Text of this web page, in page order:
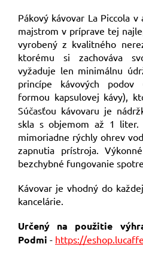
Pákový kávovar La Piccola
majstrom v príprave tej
vyrobený z kvalitného
ktorému si zachováva
vyžaduje len minimálnu
princípe kávových podov
formou kapsulovej kávy),
Súčasťou kávovaru je
skla s objemom až 1 liter.
mimoriadne rýchly ohrev
zapnutia prístroja.
bezchybné fungovanie
Kávovar je vhodný do
kancelárie.
Určený na použitie
Podmi - https://